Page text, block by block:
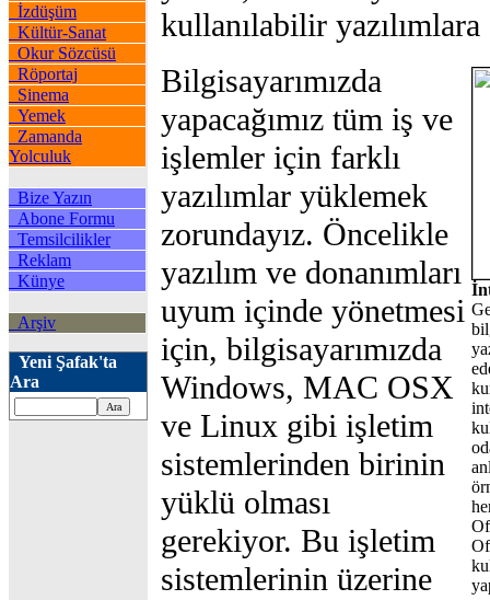
İzdüşüm
Kültür-Sanat
Okur Sözcüsü
Röportaj
Sinema
Yemek
Zamanda
Yolculuk
Bize Yazın
Abone Formu
Temsilcilikler
Reklam
Künye
Arşiv
Yeni Şafak'ta
Ara
kullanılabilir
Bilgisayarımızda
yapacağımız tüm iş ve
işlemler için farklı
yazılımlar yüklemek
zorundayız. Öncelikle
yazılım ve donanımları
uyum içinde yönetmesi
için, bilgisayarımızda
Windows, MAC OSX
ve Linux gibi işletim
sistemlerinden birinin
yüklü olması
gerekiyor. Bu işletim
sistemlerinin üzerine